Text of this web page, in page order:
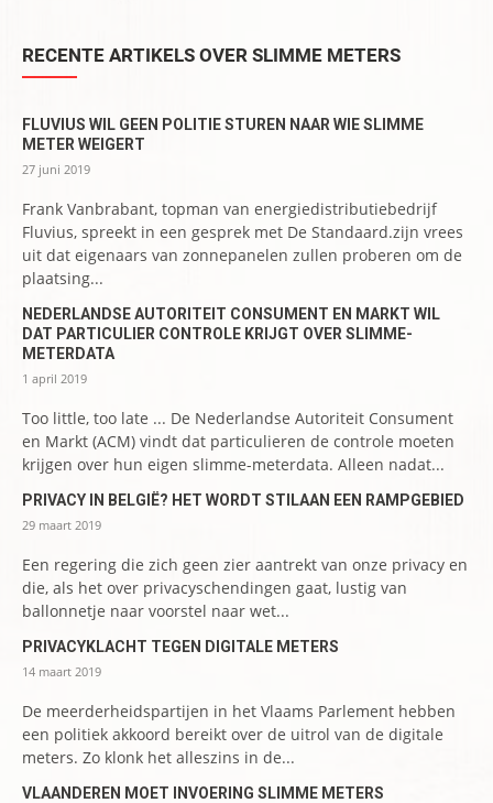
RECENTE ARTIKELS OVER SLIMME METERS
FLUVIUS WIL GEEN POLITIE STUREN NAAR WIE SLIMME
METER WEIGERT
27 juni 2019
Frank Vanbrabant, topman van energiedistributiebedrijf
Fluvius, spreekt in een gesprek met De Standaard.zijn vrees
uit dat eigenaars van zonnepanelen zullen proberen om de
plaatsing...
NEDERLANDSE AUTORITEIT CONSUMENT EN MARKT WIL
DAT PARTICULIER CONTROLE KRIJGT OVER SLIMME-
METERDATA
1 april 2019
Too little, too late ... De Nederlandse Autoriteit Consument
en Markt (ACM) vindt dat particulieren de controle moeten
krijgen over hun eigen slimme-meterdata. Alleen nadat...
PRIVACY IN BELGIË? HET WORDT STILAAN EEN RAMPGEBIED
29 maart 2019
Een regering die zich geen zier aantrekt van onze privacy en
die, als het over privacyschendingen gaat, lustig van
ballonnetje naar voorstel naar wet...
PRIVACYKLACHT TEGEN DIGITALE METERS
14 maart 2019
De meerderheidspartijen in het Vlaams Parlement hebben
een politiek akkoord bereikt over de uitrol van de digitale
meters. Zo klonk het alleszins in de...
VLAANDEREN MOET INVOERING SLIMME METERS